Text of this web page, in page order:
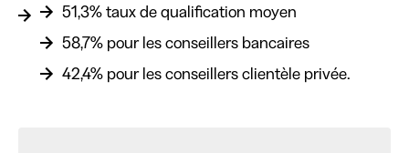
51,3% taux de qualification moyen
58,7% pour les conseillers bancaires
42,4% pour les conseillers clientèle privée.